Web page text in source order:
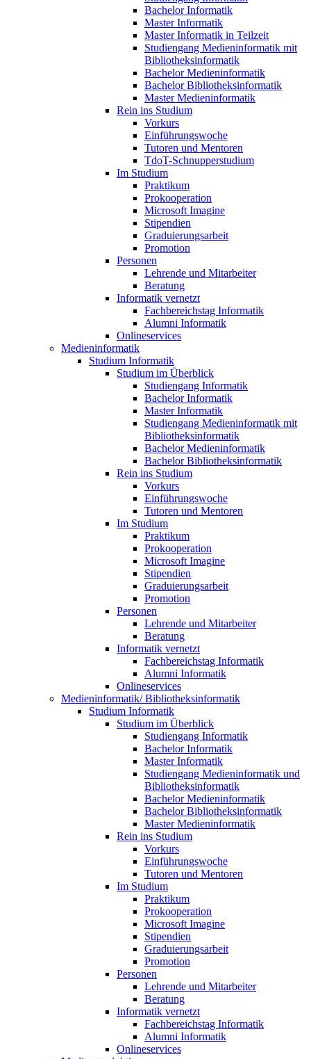
Bachelor Informatik
Master Informatik
Master Informatik in Teilzeit
Studiengang Medieninformatik mit
Bibliotheksinformatik
Bachelor Medieninformatik
Bachelor Bibliotheksinformatik
Master Medieninformatik
Rein ins Studium
Vorkurs
Einführungswoche
Tutoren und Mentoren
TdoT-Schnupperstudium
Im Studium
Praktikum
Prokooperation
Microsoft Imagine
Stipendien
Graduierungsarbeit
Promotion
Personen
Lehrende und Mitarbeiter
Beratung
Informatik vernetzt
Fachbereichstag Informatik
Alumni Informatik
Onlineservices
Medieninformatik
Studium Informatik
Studium im Überblick
Studiengang Informatik
Bachelor Informatik
Master Informatik
Studiengang Medieninformatik mit
Bibliotheksinformatik
Bachelor Medieninformatik
Bachelor Bibliotheksinformatik
Rein ins Studium
Vorkurs
Einführungswoche
Tutoren und Mentoren
Im Studium
Praktikum
Prokooperation
Microsoft Imagine
Stipendien
Graduierungsarbeit
Promotion
Personen
Lehrende und Mitarbeiter
Beratung
Informatik vernetzt
Fachbereichstag Informatik
Alumni Informatik
Onlineservices
Medieninformatik/ Bibliotheksinformatik
Studium Informatik
Studium im Überblick
Studiengang Informatik
Bachelor Informatik
Master Informatik
Studiengang Medieninformatik und
Bibliotheksinformatik
Bachelor Medieninformatik
Bachelor Bibliotheksinformatik
Master Medieninformatik
Rein ins Studium
Vorkurs
Einführungswoche
Tutoren und Mentoren
Im Studium
Praktikum
Prokooperation
Microsoft Imagine
Stipendien
Graduierungsarbeit
Promotion
Personen
Lehrende und Mitarbeiter
Beratung
Informatik vernetzt
Fachbereichstag Informatik
Alumni Informatik
Onlineservices